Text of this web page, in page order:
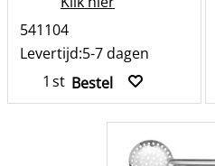
541104
Levertijd:5-7 dagen
st Bestel